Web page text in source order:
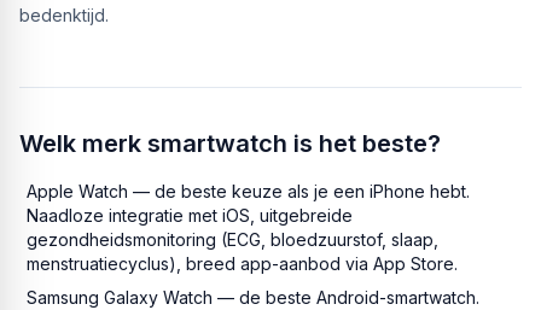
bedenktijd.
Welk merk smartwatch is het beste?
Apple Watch — de beste keuze als je een iPhone hebt.
Naadloze integratie met iOS, uitgebreide
gezondheidsmonitoring (ECG, bloedzuurstof, slaap,
menstruatiecyclus), breed app-aanbod via App Store.
Samsung Galaxy Watch — de beste Android-smartwatch.